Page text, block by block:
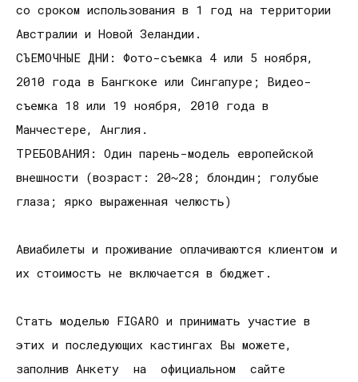
со сроком использования в 1 год на территории
Австралии и Новой Зеландии.
СЪЕМОЧНЫЕ ДНИ: Фото-съемка 4 или 5 ноября,
2010 года в Бангкоке или Сингапуре; Видео-
съемка 18 или 19 ноября, 2010 года в
Манчестере, Англия.
ТРЕБОВАНИЯ: Один парень-модель европейской
внешности (возраст: 20~28; блондин; голубые
глаза; ярко выраженная челюсть)
Авиабилеты и проживание оплачиваются клиентом и
их стоимость не включается в бюджет.
Стать моделью FIGARO и принимать участие в
этих и последующих кастингах Вы можете,
заполнив Анкету на официальном сайте